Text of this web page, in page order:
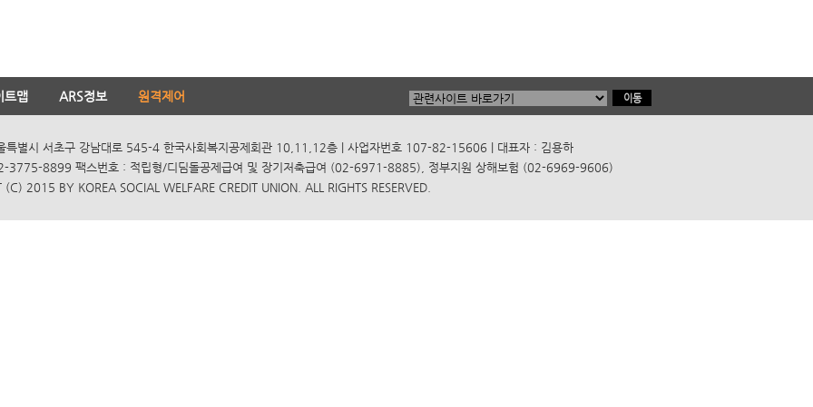
트맵 ARS정보 원격제어
별시 서초구 강남대로 545-4 한국사회복지공제회관 10,11,12층 | 사업자번호 107-82-15606 | 대표자 : 김용하
3775-8899 팩스번호 : 적립형/디딤돌공제급여 및 장기저축급여 (02-6971-8885), 정부지원 상해보험 (02-6969-9606)
(C) 2015 BY KOREA SOCIAL WELFARE CREDIT UNION. ALL RIGHTS RESERVED.